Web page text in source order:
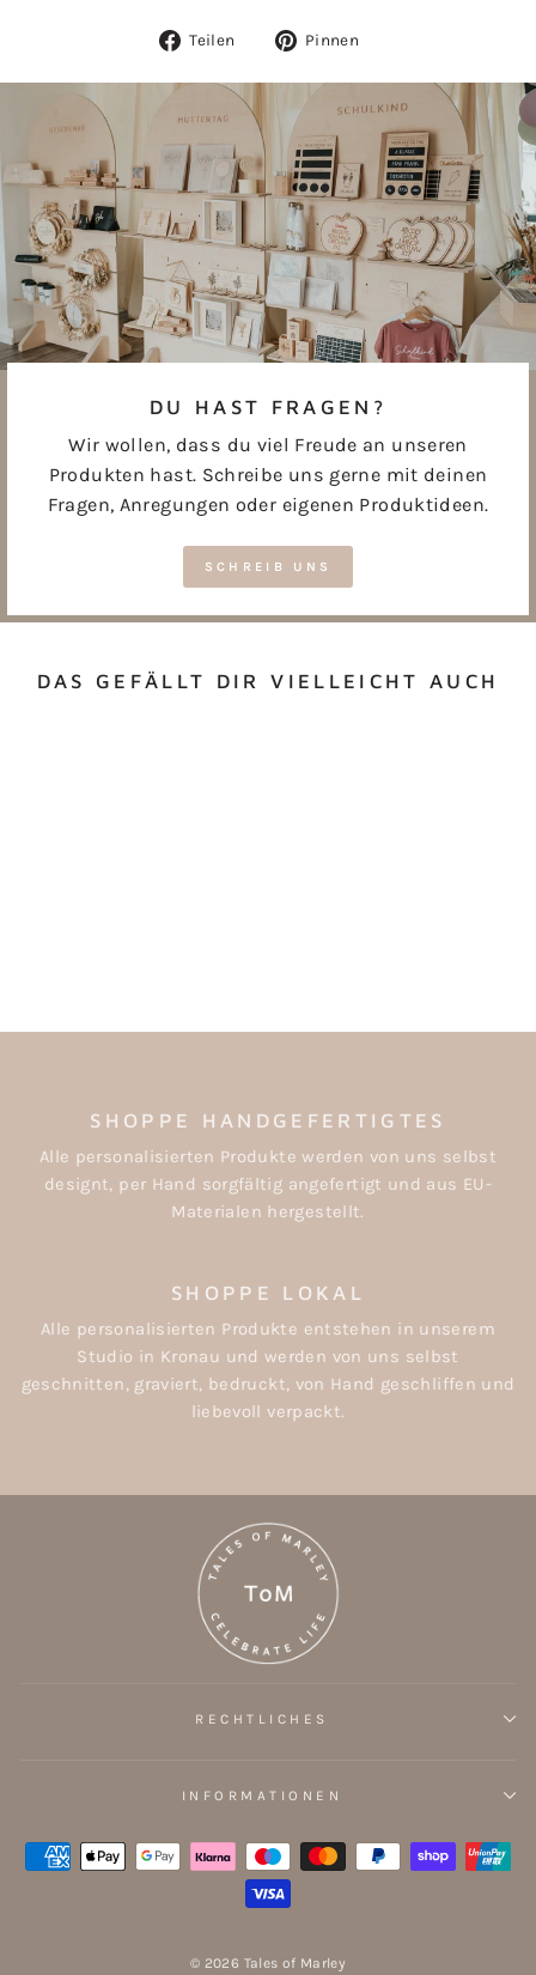
Teilen
Auf
Pinnen
DU HAST FRAGEN?
Wir wollen, dass du viel Freude an unseren
Produkten hast. Schreibe uns gerne mit deinen
Fragen, Anregungen oder eigenen Produktideen.
SCHREIB UNS
DAS GEFÄLLT DIR VIELLEICHT AUCH
SHOPPE HANDGEFERTIGTES
Alle personalisierten Produkte werden von uns selbst
designt, per Hand sorgfältig angefertigt und aus EU-
Materialen hergestellt.
SHOPPE LOKAL
Alle personalisierten Produkte entstehen in unserem
Studio in Kronau und werden von uns selbst
geschnitten, graviert, bedruckt, von Hand geschliffen und
liebevoll verpackt.
RECHTLICHES
INFORMATIONEN
© 2026 Tales of Marley